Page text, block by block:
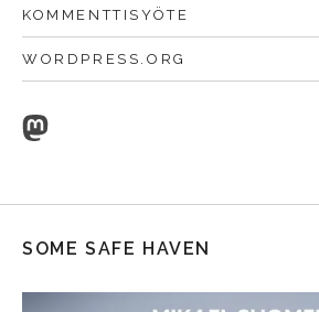
KOMMENTTISYÖTE
WORDPRESS.ORG
Mastodon
SOME SAFE HAVEN